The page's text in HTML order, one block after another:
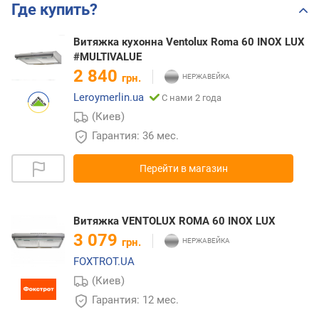
Где купить?
Витяжка кухонна Ventolux Roma 60 INOX LUX
#MULTIVALUE
2 840 грн.
Leroymerlin.ua
С нами 2 года
(Киев)
Гарантия: 36 мес.
Перейти в магазин
Витяжка VENTOLUX ROMA 60 INOX LUX
3 079 грн.
FOXTROT.UA
(Киев)
Гарантия: 12 мес.